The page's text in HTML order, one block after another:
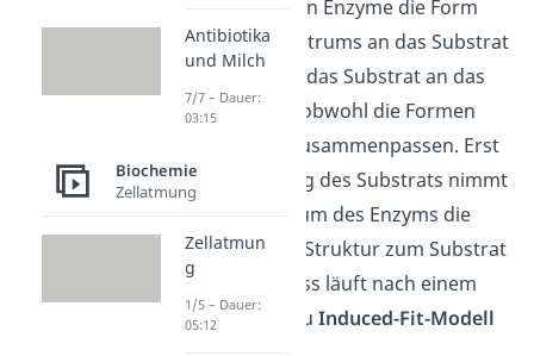
Manchmal passen Enzyme die Form
ihres aktiven Zentrums an das Substrat
an. Dabei bindet das Substrat an das
aktive Zentrum, obwohl die Formen
noch gar nicht zusammenpassen. Erst
nach der Bindung des Substrats nimmt
das aktive Zentrum des Enzyms die
komplementäre Struktur zum Substrat
an. Dieser Prozess läuft nach einem
Modell ab, das du Induced-Fit-Modell
Antibiotika
und Milch
7/7 – Dauer:
03:15
Biochemie
Zellatmung
Zellatmun
g
1/5 – Dauer:
05:12